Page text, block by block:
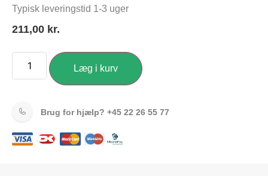
Typisk leveringstid 1-3 uger
211,00 kr.
Læg i kurv
Brug for hjælp? +45 22 26 55 77